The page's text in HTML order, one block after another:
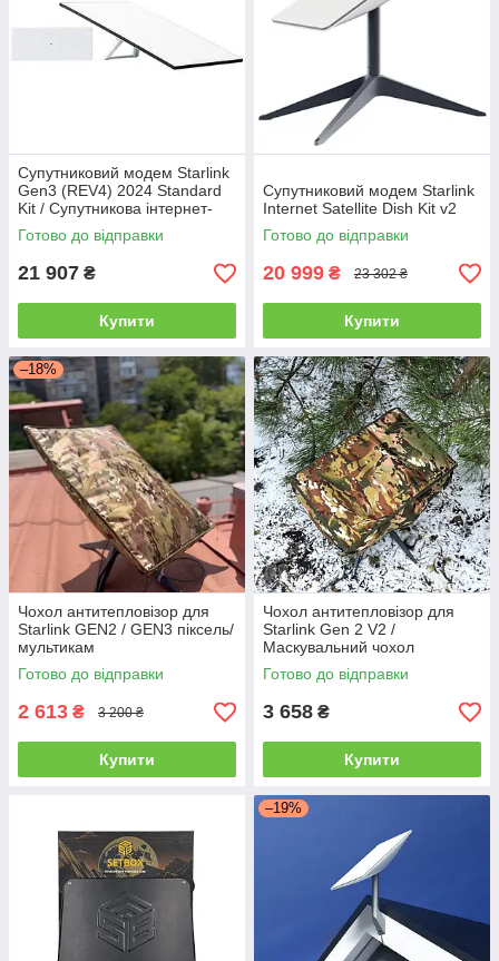
Супутниковий модем Starlink
Gen3 (REV4) 2024 Standard
Kit / Супутникова інтернет-
система Старлінк 3 покоління
Готово до відправки
21 907 ₴
Купити
Супутниковий модем Starlink
Internet Satellite Dish Kit v2
Готово до відправки
20 999 ₴ 23 302 ₴
Купити
–18%
Чохол антитепловізор для
Starlink GEN2 / GEN3 піксель/
мультикам
Готово до відправки
2 613 ₴ 3 200 ₴
Купити
Чохол антитепловізор для
Starlink Gen 2 V2 /
Маскувальний чохол
антидрон для старлінк
Готово до відправки
3 658 ₴
Купити
–19%